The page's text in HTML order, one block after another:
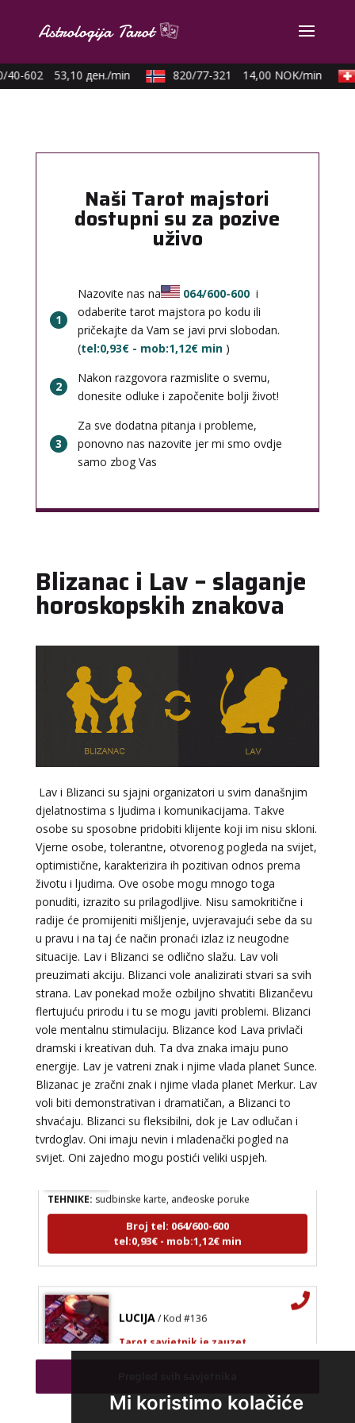
Mi koristimo kolačiće
40-602 53,10 ден./min 820/77-321 14,00 NOK/min
Naši Tarot majstori
dostupni su za pozive
uživo
1
Nazovite nas na 064/600-600 i
odaberite tarot majstora po kodu ili
pričekajte da Vam se javi prvi slobodan.
(tel:0,93€ - mob:1,12€ min )
2
Nakon razgovora razmislite o svemu,
donesite odluke i započenite bolji život!
3
Za sve dodatna pitanja i probleme,
ponovno nas nazovite jer mi smo ovdje
samo zbog Vas
Blizanac i Lav – slaganje
horoskopskih znakova
Lav i Blizanci su sjajni organizatori u svim današnjim
djelatnostima s ljudima i komunikacijama. Takve
osobe su sposobne pridobiti klijente koji im nisu skloni.
Vjerne osobe, tolerantne, otvorenog pogleda na svijet,
optimistične, karakterizira ih pozitivan odnos prema
životu i ljudima. Ove osobe mogu mnogo toga
ponuditi, izrazito su prilagodljive. Nisu samokritične i
radije će promijeniti mišljenje, uvjeravajući sebe da su
u pravu i na taj će način pronaći izlaz iz neugodne
situacije. Lav i Blizanci se odlično slažu. Lav voli
preuzimati akciju. Blizanci vole analizirati stvari sa svih
strana. Lav ponekad može ozbiljno shvatiti Blizančevu
flertujuću prirodu i tu se mogu javiti problemi. Blizanci
vole mentalnu stimulaciju. Blizance kod Lava privlači
dramski i kreativan duh. Ta dva znaka imaju puno
energije. Lav je vatreni znak i njime vlada planet Sunce.
Blizanac je zračni znak i njime vlada planet Merkur. Lav
voli biti demonstrativan i dramatičan, a Blizanci to
shvaćaju. Blizanci su fleksibilni, dok je Lav odlučan i
tvrdoglav. Oni imaju nevin i mladenački pogled na
svijet. Oni zajedno mogu postići veliki uspjeh.
LUCIJA/ Kod #136
TEHNIKE:sudbinske karte, anđeoske poruke
Broj tel: 064/600-600
tel:0,93€ - mob:1,12€ min
LUCIJA / Kod #136
Tarot savjetnik je zauzet
Broj tel: 064/600-600
tel:0,93€ - mob:1,12€ min